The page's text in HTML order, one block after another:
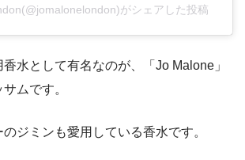
がシェアした投稿
水として有名なのが、「Jo Malone」
ムです。
ジミンも愛用している香水です。